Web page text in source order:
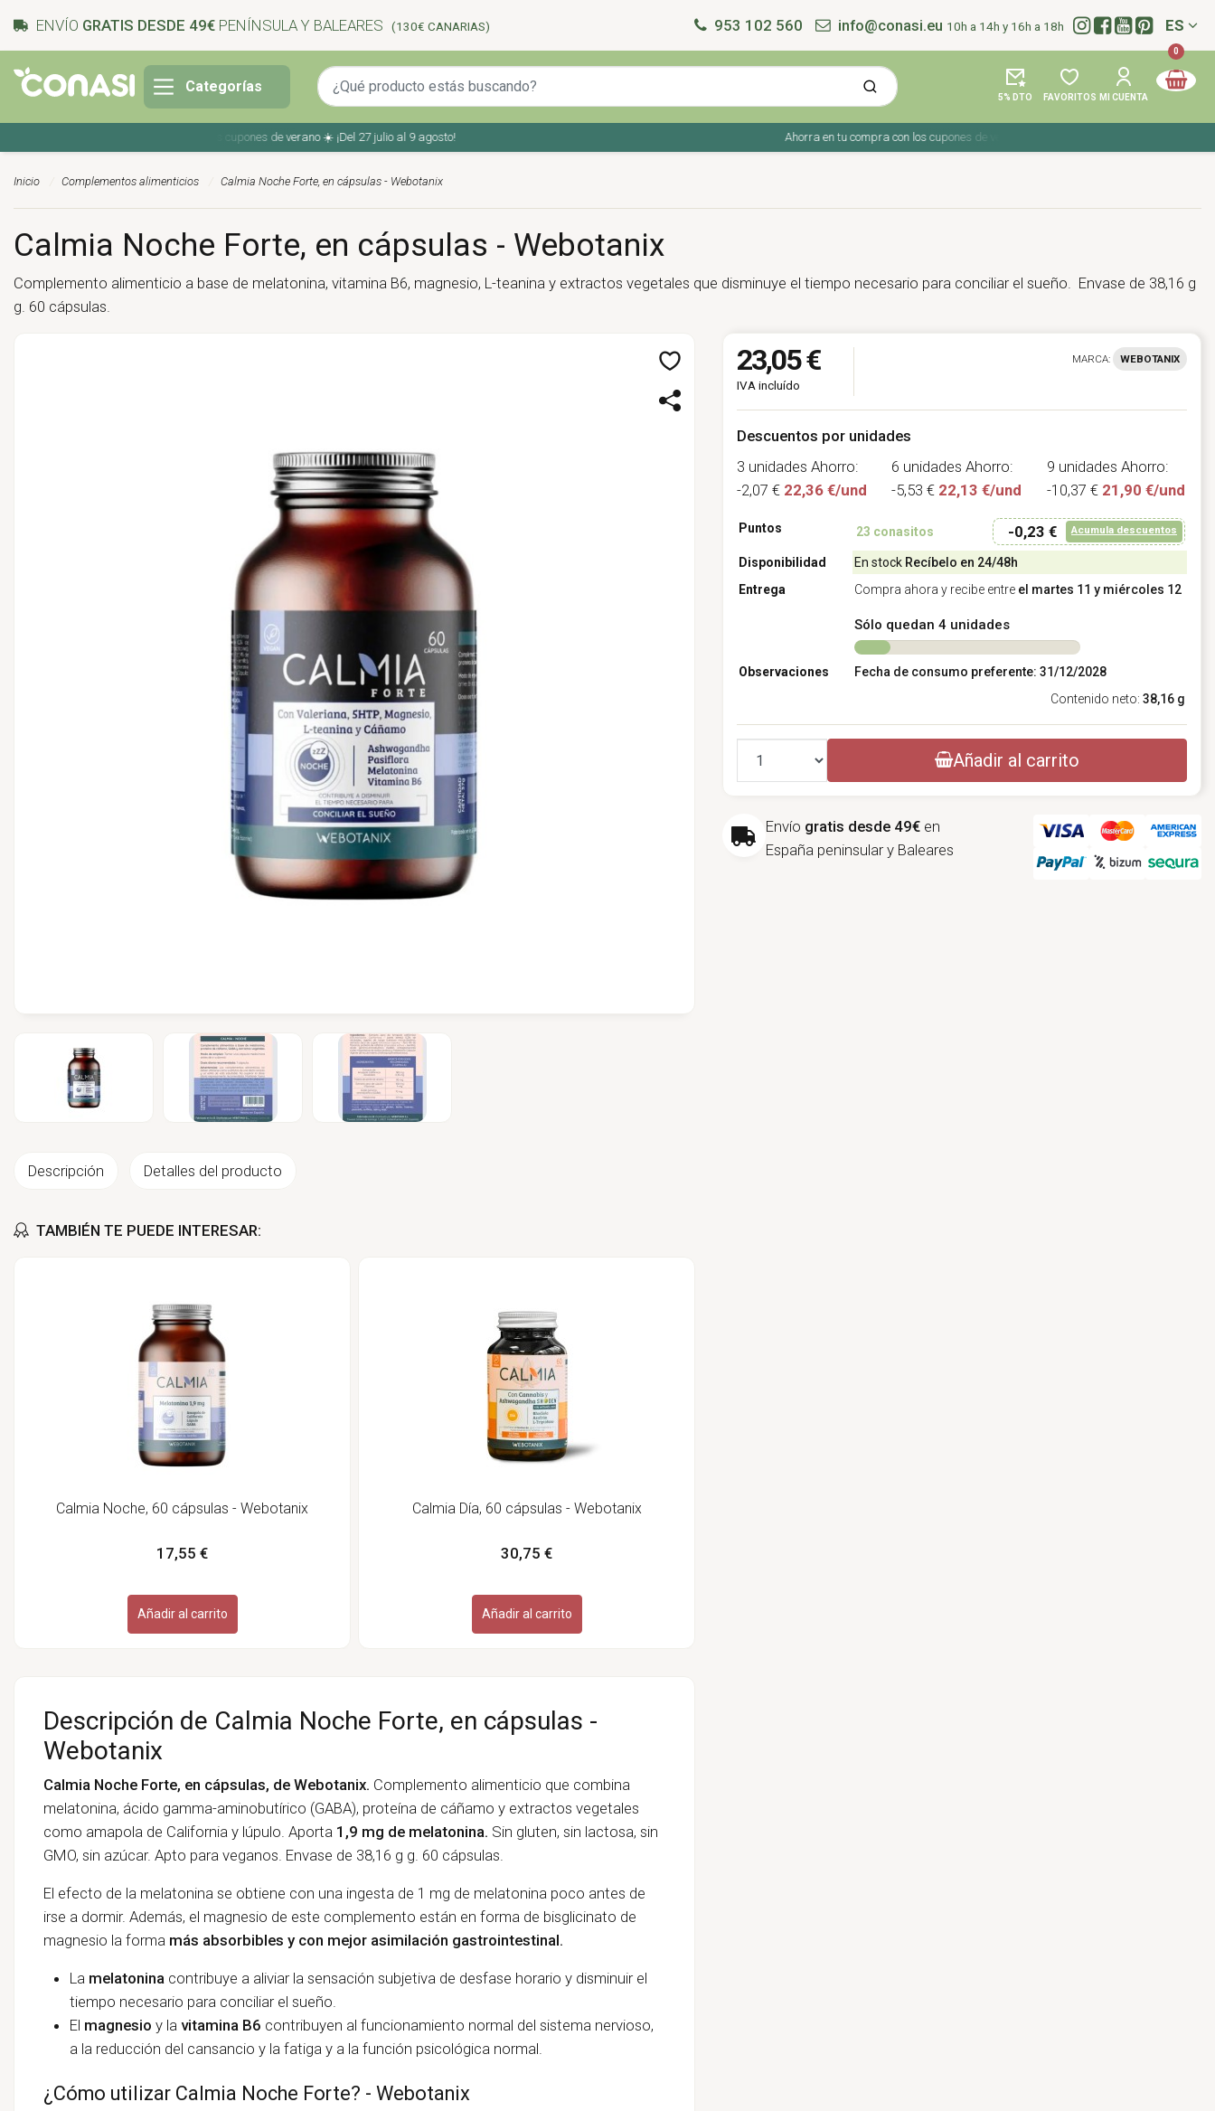
ENVÍO GRATIS DESDE 49€ PENÍNSULA Y BALEARES (130€ CANARIAS) 953 102 560 info@conasi.eu 10h a 14h y 16h a 18h Idioma:
ES
Categorías
5% DTO FAVORITOS MI CUENTA
0
Ahorra en tu compra con los cupones de verano ☀️ ¡Del 27 julio al 9 agosto! Ahorra en tu compra con los cupones de verano ☀️ ¡Del 27 julio al 9 agosto!
Inicio Complementos alimenticios Calmia Noche Forte, en cápsulas - Webotanix
Calmia Noche Forte, en cápsulas - Webotanix
Complemento alimenticio a base de melatonina, vitamina B6, magnesio, L-teanina y extractos vegetales que disminuye el tiempo necesario para conciliar el sueño. Envase de 38,16 g
g. 60 cápsulas.
Descripción Detalles del producto
TAMBIÉN TE PUEDE INTERESAR:
Calmia Noche, 60 cápsulas - Webotanix
17,55 €
Añadir al carrito
Calmia Día, 60 cápsulas - Webotanix
30,75 €
Añadir al carrito
Descripción de Calmia Noche Forte, en cápsulas -
Webotanix
Calmia Noche Forte, en cápsulas, de Webotanix. Complemento alimenticio que combina
melatonina, ácido gamma-aminobutírico (GABA), proteína de cáñamo y extractos vegetales
como amapola de California y lúpulo. Aporta 1,9 mg de melatonina. Sin gluten, sin lactosa, sin
GMO, sin azúcar. Apto para veganos. Envase de 38,16 g g. 60 cápsulas.
El efecto de la melatonina se obtiene con una ingesta de 1 mg de melatonina poco antes de
irse a dormir. Además, el magnesio de este complemento están en forma de bisglicinato de
magnesio la forma más absorbibles y con mejor asimilación gastrointestinal.
La melatonina contribuye a aliviar la sensación subjetiva de desfase horario y disminuir el
tiempo necesario para conciliar el sueño.
El magnesio y lavitamina B6 contribuyen al funcionamiento normal del sistema nervioso,
a la reducción del cansancio y la fatiga y a la función psicológica normal.
¿Cómo utilizar Calmia Noche Forte? - Webotanix
23,05 €
IVA incluído
MARCA: WEBOTANIX
Descuentos por unidades
3 unidades Ahorro:
-2,07 € 22,36 €/und
6 unidades Ahorro:
-5,53 € 22,13 €/und
9 unidades Ahorro:
-10,37 € 21,90 €/und
Puntos 23 conasitos -0,23 € Acumula descuentos
Disponibilidad En stock Recíbelo en 24/48h
Entrega
Compra ahora y recibe entre el martes 11 y miércoles 12
Sólo quedan 4 unidades
Observaciones
Fecha de consumo preferente: 31/12/2028
Contenido neto: 38,16 g
Cantidad Añadir al carrito
Envío gratis desde 49€ en
España peninsular y Baleares